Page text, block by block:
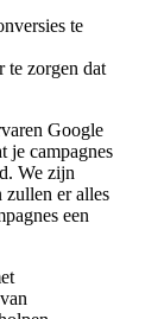
te
te zorgen dat
Google
je campagnes
We zijn
zullen er alles
een